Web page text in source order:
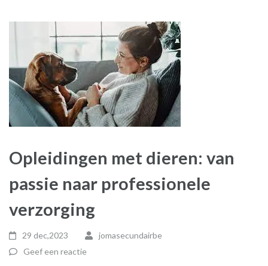
Opleidingen met dieren: van
passie naar professionele
verzorging
29 dec,2023
jomasecundairbe
Geef een reactie